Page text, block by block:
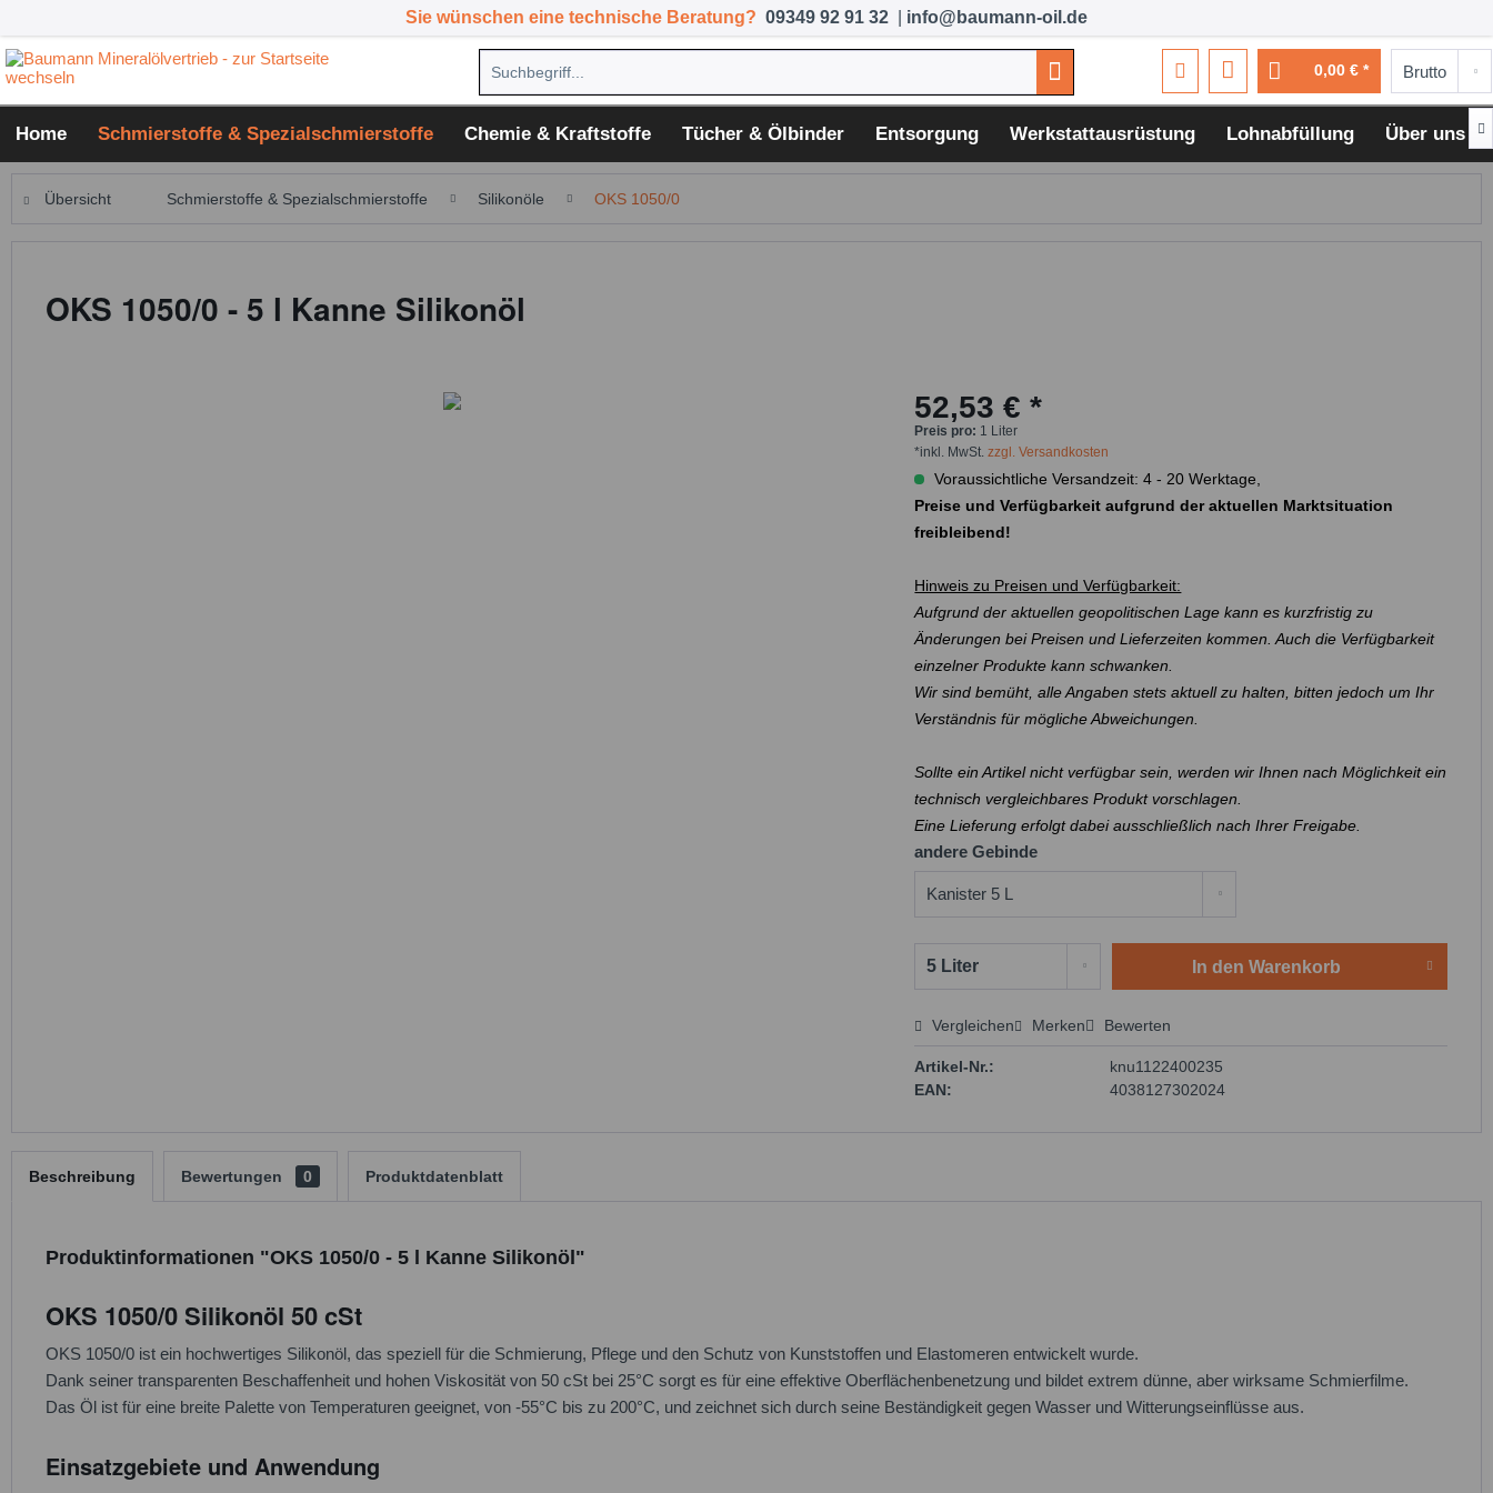
Sie wünschen eine technische Beratung? 09349 92 91 32 info@baumann-oil.de
0,00 € *
Home Schmierstoffe & Spezialschmierstoffe Chemie & Kraftstoffe Tücher & Ölbinder Entsorgung Werkstattausrüstung Lohnabfüllung Über uns 
Übersicht Schmierstoffe & Spezialschmierstoffe Silikonöle OKS 1050/0
OKS 1050/0 - 5 l Kanne Silikonöl
52,53 € *
Preis pro: 1 Liter
*inkl. MwSt.zzgl. Versandkosten
Voraussichtliche Versandzeit: 4 - 20 Werktage,
Preise und Verfügbarkeit aufgrund der aktuellen Marktsituation
freibleibend!
Hinweis zu Preisen und Verfügbarkeit:
Aufgrund der aktuellen geopolitischen Lage kann es kurzfristig zu
Änderungen bei Preisen und Lieferzeiten kommen. Auch die Verfügbarkeit
einzelner Produkte kann schwanken.
Wir sind bemüht, alle Angaben stets aktuell zu halten, bitten jedoch um Ihr
Verständnis für mögliche Abweichungen.
Sollte ein Artikel nicht verfügbar sein, werden wir Ihnen nach Möglichkeit ein
technisch vergleichbares Produkt vorschlagen.
Eine Lieferung erfolgt dabei ausschließlich nach Ihrer Freigabe.
andere Gebinde
In den Warenkorb
Preis anfragen
Vergleichen Merken Bewerten
Artikel-Nr.:
knu1122400235
EAN:
4038127302024
Beschreibung Bewertungen 0 Produktdatenblatt
Produktinformationen "OKS 1050/0 - 5 l Kanne Silikonöl"
OKS 1050/0 Silikonöl 50 cSt
OKS 1050/0 ist ein hochwertiges Silikonöl, das speziell für die Schmierung, Pflege und den Schutz von Kunststoffen und Elastomeren entwickelt wurde.
Dank seiner transparenten Beschaffenheit und hohen Viskosität von 50 cSt bei 25°C sorgt es für eine effektive Oberflächenbenetzung und bildet extrem dünne, aber wirksame Schmierfilme.
Das Öl ist für eine breite Palette von Temperaturen geeignet, von -55°C bis zu 200°C, und zeichnet sich durch seine Beständigkeit gegen Wasser und Witterungseinflüsse aus.
Einsatzgebiete und Anwendung